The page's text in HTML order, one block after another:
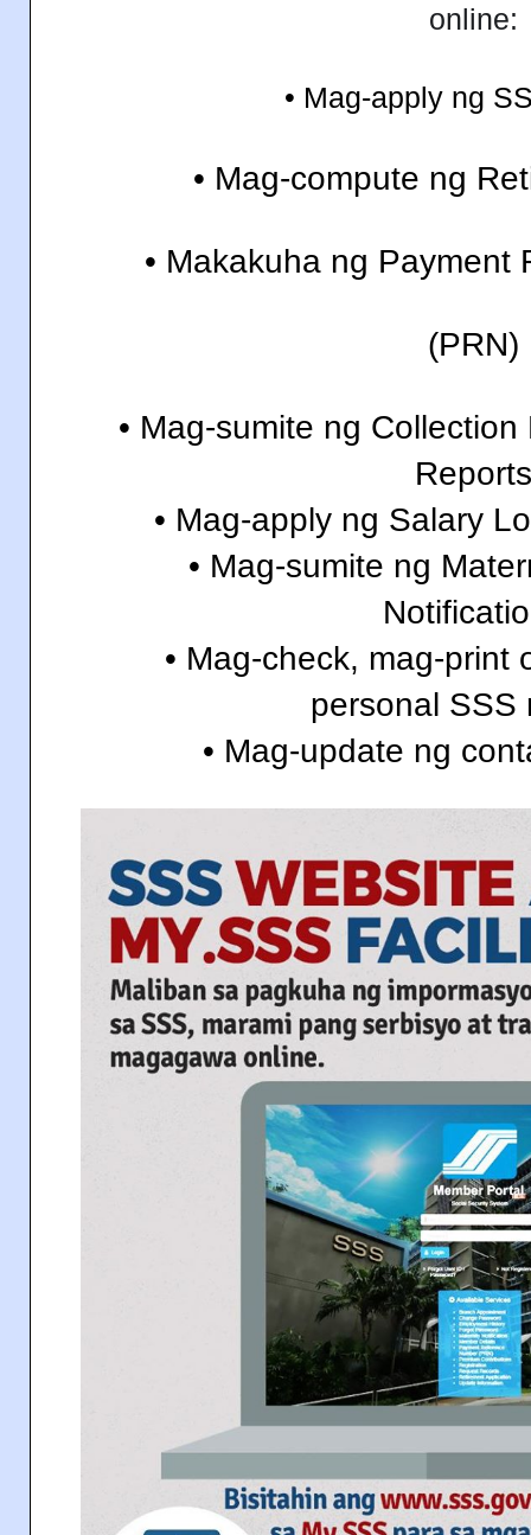
online:
• Mag-apply ng
• Mag-compute ng
• Makakuha ng Payment
(PRN)
• Mag-sumite ng
• Mag-apply ng Salary
• Mag-sumite ng
• Mag-check, mag-print
personal SSS
• Mag-update ng